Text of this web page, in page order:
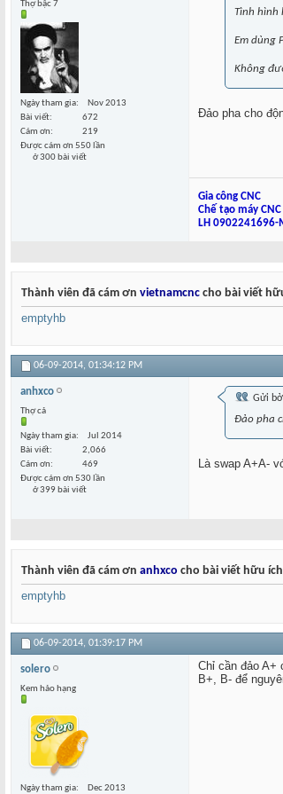
Thợ bậc 7
Ngày tham gia
Nov 2013
Bài viết
672
Cám ơn
219
Được cám ơn 550 lần
ở 300 bài viết
Tình hình
Em dùng
Không
Đảo pha cho
Gia công CNC
Chế tạo máy CNC
LH 0902241696-
Thành viên đã cám ơn vietnamcnc cho bài viết
emptyhb
06-09-2014, 01:34:12 PM
anhxco
Thợ cả
Ngày tham gia
Jul 2014
Bài viết
2,066
Cám ơn
469
Được cám ơn 530 lần
ở 399 bài viết
Gửi
Đảo pha
Là swap A+A-
Thành viên đã cám ơn anhxco cho bài viết hữu
emptyhb
06-09-2014, 01:39:17 PM
solero
Kem hảo hạng
Ngày tham gia
Dec 2013
Chỉ cần đảo A+
B+, B- để